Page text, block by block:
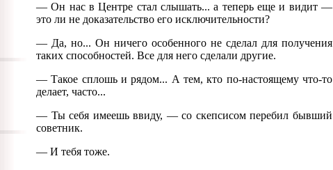
— Он нас в Центре стал слышать... а теперь еще и видит —
это ли не доказательство его исключительности?
— Да, но... Он ничего особенного не сделал для получения
таких способностей. Все для него сделали другие.
— Такое сплошь и рядом... А тем, кто по-настоящему что-то
делает, часто...
— Ты себя имеешь ввиду, — со скепсисом перебил бывший
советник.
— И тебя тоже.